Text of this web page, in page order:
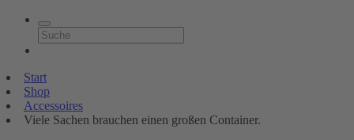
Start
Shop
Accessoires
Viele Sachen brauchen einen großen Container.